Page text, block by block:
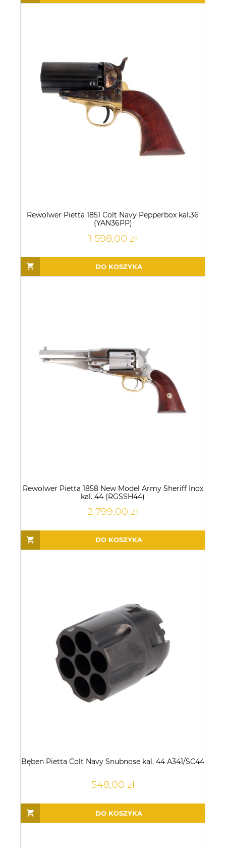
Rewolwer Pietta 1851 Colt Navy Pepperbox kal.36
(YAN36PP)
1 598,00 zł
DO KOSZYKA
Rewolwer Pietta 1858 New Model Army Sheriff Inox
kal. 44 (RGSSH44)
2 799,00 zł
DO KOSZYKA
Bęben Pietta Colt Navy Snubnose kal. 44 A341/SC44
548,00 zł
DO KOSZYKA